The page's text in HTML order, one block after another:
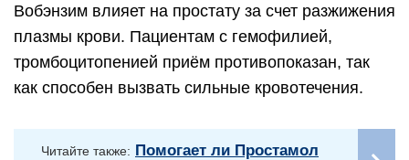
Вобэнзим влияет на простату за счет разжижения
плазмы крови. Пациентам с гемофилией,
тромбоцитопенией приём противопоказан, так
как способен вызвать сильные кровотечения.
Читайте также: Помогает ли Простамол